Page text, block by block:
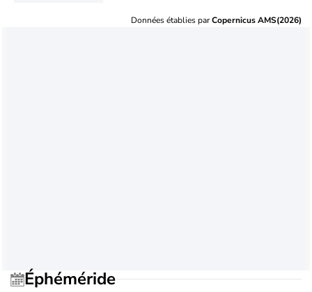
Données établies parCopernicus AMS(2026)
Éphéméride